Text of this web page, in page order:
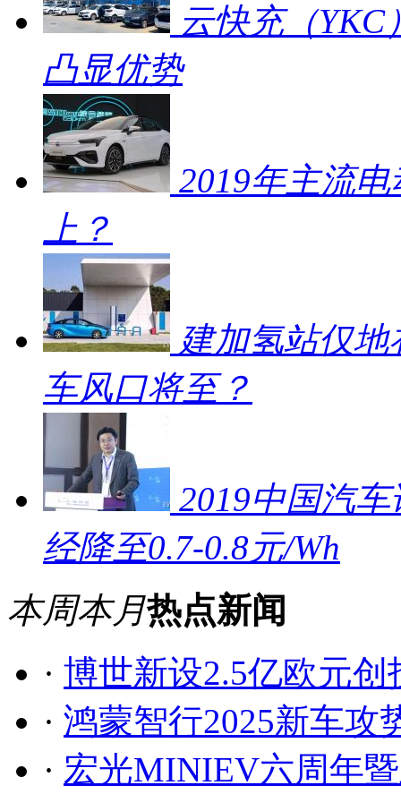
云快充（YKC
凸显优势
2019年主流
上？
建加氢站仅地
车风口将至？
2019中国汽
经降至0.7-0.8元/Wh
本周本月热点新闻
· 博世新设2.5亿欧元
· 鸿蒙智行2025新车攻
· 宏光MINIEV六周年